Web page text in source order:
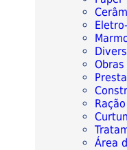
Obras
Área